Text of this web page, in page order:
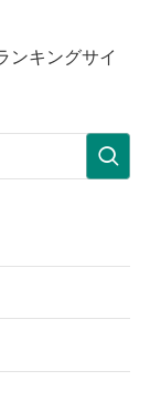
ンキングサイ